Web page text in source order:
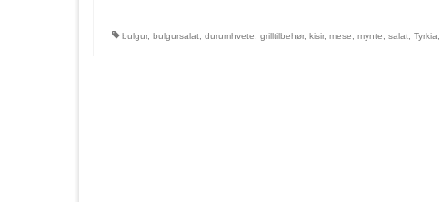
bulgur, bulgursalat durumhvete grilltilbehør, kisir, mese mynte salat Tyrkia